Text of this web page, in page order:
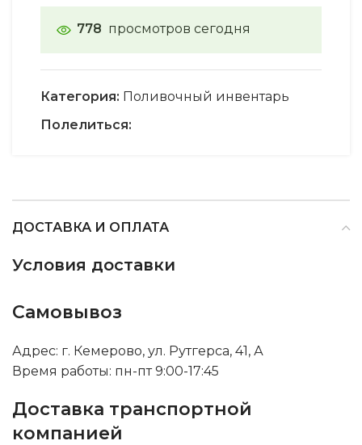
778 просмотров сегодня
Категория: Поливочный инвентарь
Полелиться:
ДОСТАВКА И ОПЛАТА
Условия доставки
Самовывоз
Адрес: г. Кемерово, ул. Рутгерса, 41, А
Время работы: пн-пт 9:00-17:45
Доставка транспортной
компанией